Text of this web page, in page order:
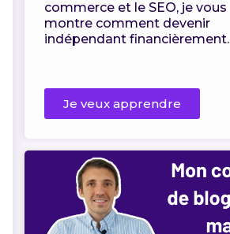
commerce et le SEO, je vous
montre comment devenir
indépendant financièrement.
Je veux apprendre